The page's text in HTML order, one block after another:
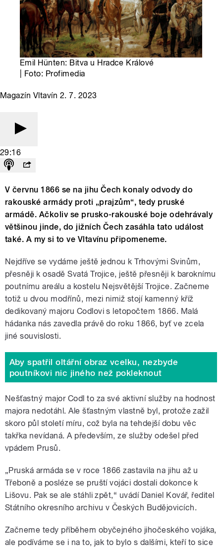
Emil Hünten: Bitva u Hradce Králové
| Foto: Profimedia
Magazín Vltavín 2. 7. 2023
29:16
V červnu 1866 se na jihu Čech konaly odvody do
rakouské armády proti „prajzům“, tedy pruské
armádě. Ačkoliv se prusko-rakouské boje odehrávaly
většinou jinde, do jižních Čech zasáhla tato událost
také. A my si to ve Vltavínu připomeneme.
Nejdříve se vydáme ještě jednou k Trhovými Svinům,
přesněji k osadě Svatá Trojice, ještě přesněji k baroknímu
poutnímu areálu a kostelu Nejsvětější Trojice. Začneme
totiž u dvou modřínů, mezi nimiž stojí kamenný kříž
dedikovaný majoru Codlovi s letopočtem 1866. Malá
hádanka nás zavedla právě do roku 1866, byť ve zcela
jiné souvislosti.
Aby spatřil oltářní obraz vcelku, nezbyde
poutníkovi nic jiného než pokleknout
Nešťastný major Codl to za své aktivní služby na hodnost
majora nedotáhl. Ale šťastným vlastně byl, protože zažil
skoro půl století míru, což byla na tehdejší dobu věc
takřka nevídaná. A především, ze služby odešel před
vpádem Prusů.
„Pruská armáda se v roce 1866 zastavila na jihu až u
Třeboně a posléze se pruští vojáci dostali dokonce k
Lišovu. Pak se ale stáhli zpět,“ uvádí Daniel Kovář, ředitel
Státního okresního archivu v Českých Budějovicích.
Začneme tedy příběhem obyčejného jihočeského vojáka,
ale podíváme se i na to, jak to bylo s dalšími, kteří to sice